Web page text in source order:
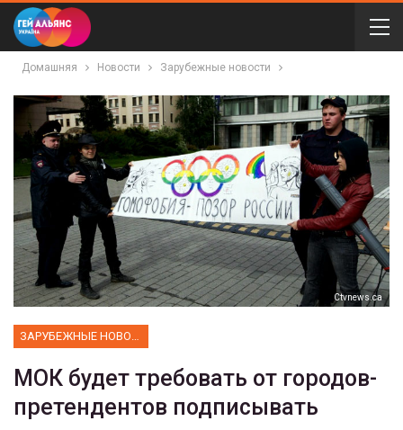
Домашняя Новости Зарубежные новости
Сtvnews.ca
ЗАРУБЕЖНЫЕ НОВОСТИ
МОК будет требовать от городов-
претендентов подписывать